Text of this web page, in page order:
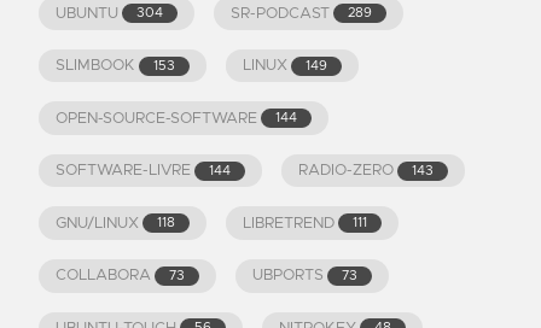
UBUNTU 304 SR-PODCAST 289
SLIMBOOK 153 LINUX 149
OPEN-SOURCE-SOFTWARE 144
SOFTWARE-LIVRE 144 RADIO-ZERO 143
GNU/LINUX 118 LIBRETREND 111
COLLABORA 73 UBPORTS 73